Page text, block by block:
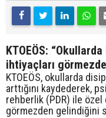
KTOEÖS:
ihtiyaçları
KTOEÖS, okullarda
arttığını kaydederek,
rehberlik (PDR) ile
görmezden gelindiğini